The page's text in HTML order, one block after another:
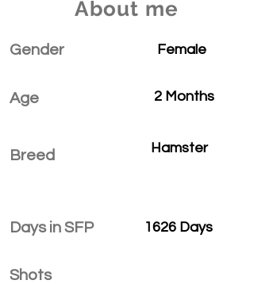
About me
Gender
Age
Breed
Days in SFP
Shots
Female
2 Months
Hamster
1626 Days